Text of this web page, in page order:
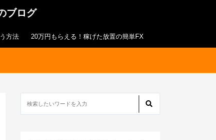
ブログ
方法 20万円もらえる！稼げた放置の簡単FX